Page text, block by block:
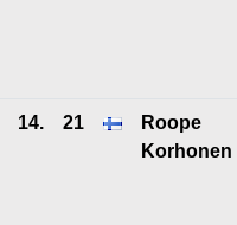
14. 21
Roope
Korhonen